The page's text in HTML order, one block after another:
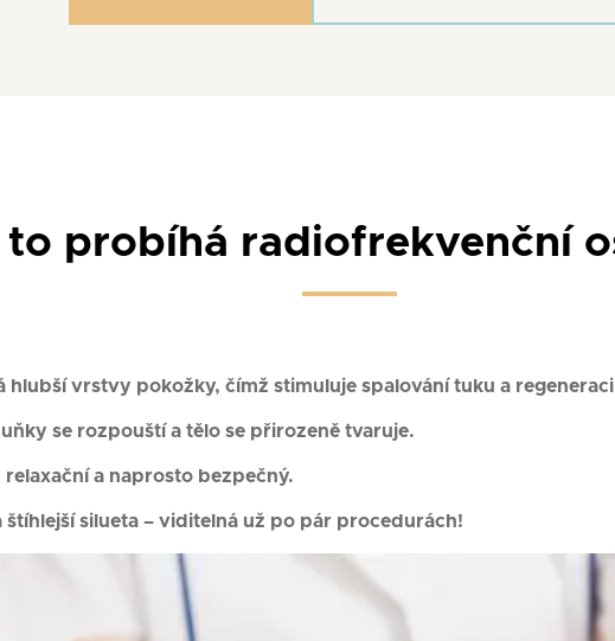
to probíhá radiofrekvenční
hlubší vrstvy pokožky, čímž stimuluje spalování tuku a
se rozpouští a tělo se přirozeně tvaruje.
a naprosto bezpečný.
štíhlejší silueta – viditelná už po pár procedurách!